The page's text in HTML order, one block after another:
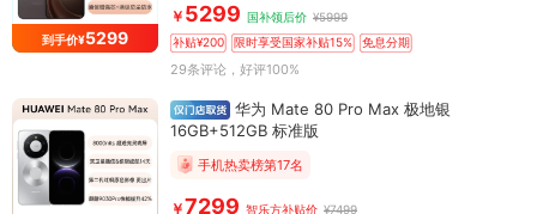
到手价¥5299
￥ 5299 国补领后价 ¥5999
补贴¥200
限时享受国家补贴15% 免息分期
29条评论 ，好评100%
华为 Mate 80 Pro Max 极地银
16GB+512GB 标准版
手机热卖榜第17名
￥7299 智乐方补贴价 ¥7499